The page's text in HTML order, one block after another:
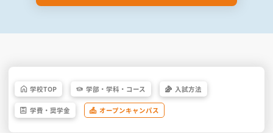
学校TOP 学部・ 学科・ コース 入試方法
学費・ 奨学金 オープンキャンパス